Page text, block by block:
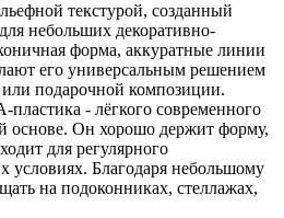
текстурой, созданный
небольших декоративно-
форма, аккуратные линии
его универсальным решением
подарочной композиции.
пластика - лёгкого современного
основе. Он хорошо держит форму,
для регулярного
условиях. Благодаря небольшому
на подоконниках, стеллажах,